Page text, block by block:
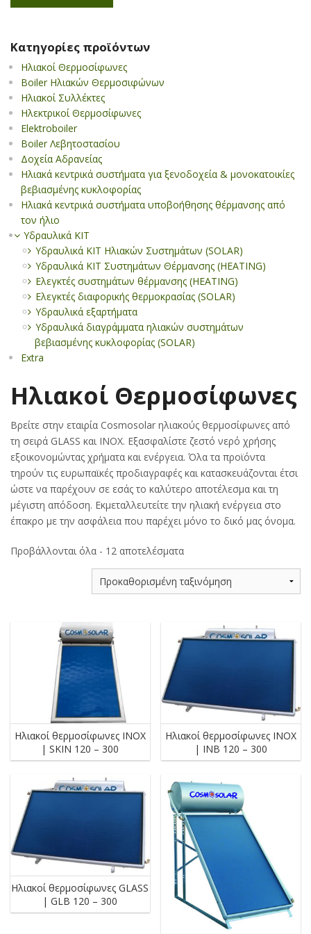
Kατηγορίες προϊόντων
Ηλιακοί Θερμοσίφωνες
Boiler Ηλιακών Θερμοσιφώνων
Ηλιακοί Συλλέκτες
Ηλεκτρικοί Θερμοσίφωνες
Elektroboiler
Boiler Λεβητοστασίου
Δοχεία Αδρανείας
Ηλιακά κεντρικά συστήματα για ξενοδοχεία & μονοκατοικίες
βεβιασμένης κυκλοφορίας
Ηλιακά κεντρικά συστήματα υποβοήθησης θέρμανσης από
τον ήλιο
Υδραυλικά KIT
Υδραυλικά ΚΙΤ Ηλιακών Συστημάτων (SOLAR)
Υδραυλικά ΚΙΤ Συστημάτων Θέρμανσης (HEATING)
Ελεγκτές συστημάτων θέρμανσης (HEATING)
Ελεγκτές διαφορικής θερμοκρασίας (SOLAR)
Υδραυλικά εξαρτήματα
Υδραυλικά διαγράμματα ηλιακών συστημάτων
βεβιασμένης κυκλοφορίας (SOLAR)
Extra
Ηλιακοί Θερμοσίφωνες
Βρείτε στην εταιρία Cosmosolar ηλιακούς θερμοσίφωνες από
τη σειρά GLASS και INOX. Εξασφαλίστε ζεστό νερό χρήσης
εξοικονομώντας χρήματα και ενέργεια. Όλα τα προϊόντα
τηρούν τις ευρωπαϊκές προδιαγραφές και κατασκευάζονται έτσι
ώστε να παρέχουν σε εσάς το καλύτερο αποτέλεσμα και τη
μέγιστη απόδοση. Εκμεταλλευτείτε την ηλιακή ενέργεια στο
έπακρο με την ασφάλεια που παρέχει μόνο το δικό μας όνομα.
Προβάλλονται όλα - 12 αποτελέσματα
Ηλιακοί θερμοσίφωνες INOX
| SKIN 120 – 300
Ηλιακοί θερμοσίφωνες INOX
| INB 120 – 300
Ηλιακοί θερμοσίφωνες GLASS
| GLB 120 – 300